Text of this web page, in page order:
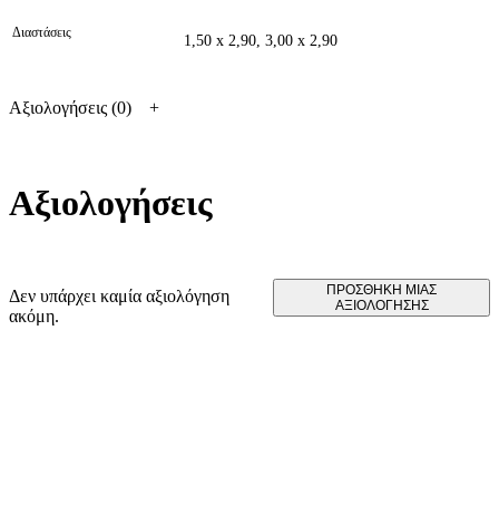
Διαστάσεις 1,50 x 2,90, 3,00 x 2,90
Αξιολογήσεις (0)
Αξιολογήσεις
Δεν υπάρχει καμία αξιολόγηση
ακόμη.
ΠΡΟΣΘΉΚΗ ΜΊΑΣ
ΑΞΙΟΛΌΓΗΣΗΣ